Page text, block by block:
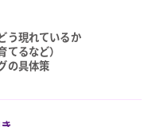
う現れているか
るなど）
の具体策